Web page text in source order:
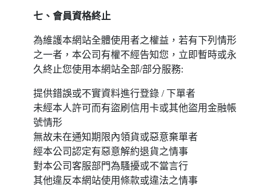
七、會員資格終止
為維護本網站全體使用者之權益，若有下列情形
之一者，本公司有權不經告知您，立即暫時或永
久終止您使用本網站全部/部分服務:
提供錯誤或不實資料進行登錄 / 下單者
未經本人許可而有盜刷信用卡或其他盜用金融帳
號情形
無故未在通知期限內領貨或惡意棄單者
經本公司認定有惡意解約退貨之情事
對本公司客服部門為騷擾或不當言行
其他違反本網站使用條款或違法之情事